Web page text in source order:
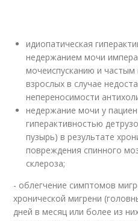
идиопатическая
недержанием мочи
мочеиспусканию и частым
взрослых в случае
непереносимости
недержание мочи у
гиперактивностью
пузырь) в результате
повреждения спинного
склероза;
- облегчение симптомов
хронической мигрени
дней в месяц или более из